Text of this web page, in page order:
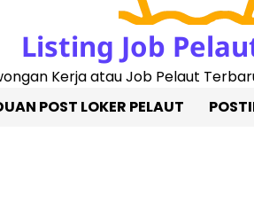
Listing Job
Kerja atau Job Pelaut
POST LOKER PELAUT